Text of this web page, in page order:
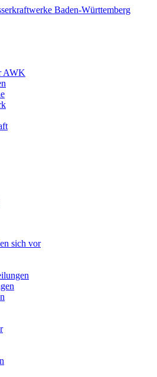
AWK
sich vor